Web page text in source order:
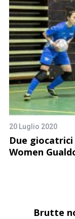
20 Luglio 2020
Due
Women
Brutte